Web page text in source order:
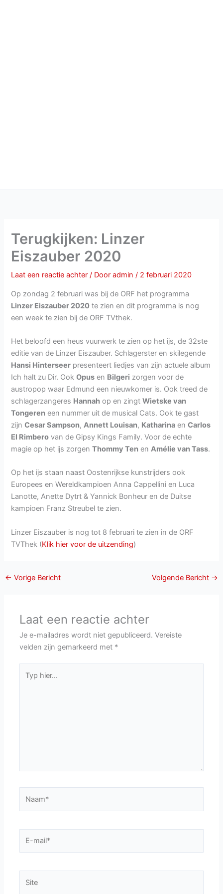
Terugkijken: Linzer
Eiszauber 2020
Laat een reactie achter / Dooradmin/ 2 februari 2020
Op zondag 2 februari was bij de ORF het programma
Linzer Eiszauber 2020 te zien en dit programma is nog
een week te zien bij de ORF TVthek.
Het beloofd een heus vuurwerk te zien op het ijs, de 32ste
editie van de Linzer Eiszauber. Schlagerster en skilegende
Hansi Hinterseer presenteert liedjes van zijn actuele album
Ich halt zu Dir. OokOpus en Bilgeri zorgen voor de
austropop waar Edmund een nieuwkomer is. Ook treed de
schlagerzangeres Hannah op en zingtWietske van
Tongeren een nummer uit de musical Cats. Ook te gast
zijnCesar Sampson,Annett Louisan, Katharina enCarlos
El Rimbero van de Gipsy Kings Family. Voor de echte
magie op het ijs zorgenThommy Ten enAmélie van Tass.
Op het ijs staan naast Oostenrijkse kunstrijders ook
Europees en Wereldkampioen Anna Cappellini en Luca
Lanotte, Anette Dytrt & Yannick Bonheur en de Duitse
kampioen Franz Streubel te zien.
Linzer Eiszauber is nog tot 8 februari te zien in de ORF
TVThek (Klik hier voor de uitzending)
← Vorige Bericht Volgende Bericht →
Laat een reactie achter
Je e-mailadres wordt niet gepubliceerd. Vereiste
velden zijn gemarkeerd met *
hier...